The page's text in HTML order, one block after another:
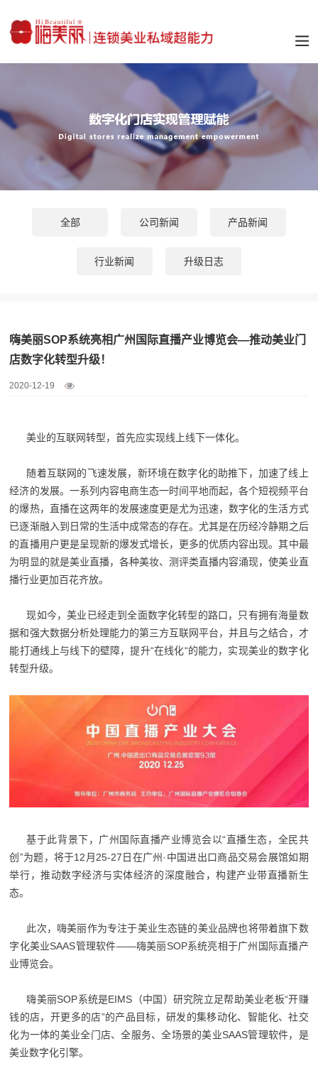
全部 公司新闻 产品新闻
行业新闻 升级日志
嗨美丽SOP系统亮相广州国际直播产业博览会—推动美业门
店数字化转型升级！
2020-12-19
美业的互联网转型，首先应实现线上线下一体化。
随着互联网的飞速发展，新环境在数字化的助推下，加速了线上
经济的发展。一系列内容电商生态一时间平地而起，各个短视频平台
的爆热，直播在这两年的发展速度更是尤为迅速，数字化的生活方式
已逐渐融入到日常的生活中成常态的存在。尤其是在历经冷静期之后
的直播用户更是呈现新的爆发式增长，更多的优质内容出现。其中最
为明显的就是美业直播，各种美妆、测评类直播内容涌现，使美业直
播行业更加百花齐放。
现如今，美业已经走到全面数字化转型的路口，只有拥有海量数
据和强大数据分析处理能力的第三方互联网平台，并且与之结合，才
能打通线上与线下的壁障，提升“在线化“的能力，实现美业的数字化
转型升级。
基于此背景下，广州国际直播产业博览会以“直播生态，全民共
创”为题，将于12月25-27日在广州·中国进出口商品交易会展馆如期
举行，推动数字经济与实体经济的深度融合，构建产业带直播新生
态。
此次，嗨美丽作为专注于美业生态链的美业品牌也将带着旗下数
字化美业SAAS管理软件——嗨美丽SOP系统亮相于广州国际直播产
业博览会。
嗨美丽SOP系统是EIMS（中国）研究院立足帮助美业老板“开赚
钱的店，开更多的店”的产品目标，研发的集移动化、智能化、社交
化为一体的美业全门店、全服务、全场景的美业SAAS管理软件，是
美业数字化引擎。